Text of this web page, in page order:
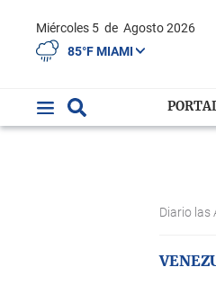
Miércoles 5 de Agosto 2026
85°F MIAMI
Diario las